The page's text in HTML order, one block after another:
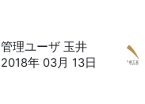
管理ユーザ 玉井
2018年 03月 13日